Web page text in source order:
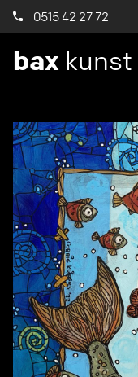
0515 42 27 72
bax kunst